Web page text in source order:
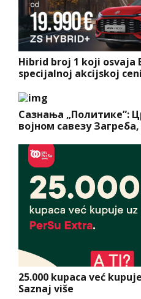
Hibrid broj 1 koji osvaja
specijalnoj akcijskoj ceni
Сазнања „Политике”:
војном савезу
25.000 kupaca već
Saznaj više